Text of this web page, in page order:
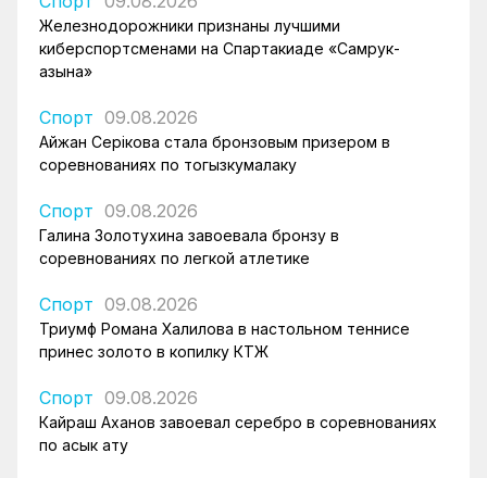
Железнодорожники признаны лучшими
киберспортсменами на Спартакиаде «Самрук-
Қазына»
Спорт 09.08.2026
Айжан Серікова стала бронзовым призером в
соревнованиях по тогызкумалаку
Спорт 09.08.2026
Галина Золотухина завоевала бронзу в
соревнованиях по легкой атлетике
Спорт 09.08.2026
Триумф Романа Халилова в настольном теннисе
принес золото в копилку КТЖ
Спорт 09.08.2026
Кайраш Аханов завоевал серебро в соревнованиях
по асык ату